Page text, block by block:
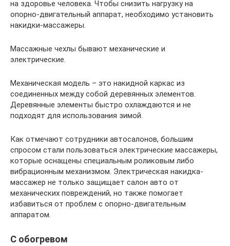
на здоровье человека. Чтобы снизить нагрузку на
опорно-двигательный аппарат, необходимо установить
накидки-массажеры.
Массажные чехлы бывают механические и
электрические.
Механическая модель – это накидной каркас из
соединенных между собой деревянных элементов.
Деревянные элементы быстро охлаждаются и не
подходят для использования зимой.
Как отмечают сотрудники автосалонов, большим
спросом стали пользоваться электрические массажеры,
которые оснащены специальным роликовым либо
вибрационным механизмом. Электрическая накидка-
массажер не только защищает салон авто от
механических повреждений, но также помогает
избавиться от проблем с опорно-двигательным
аппаратом.
С обогревом